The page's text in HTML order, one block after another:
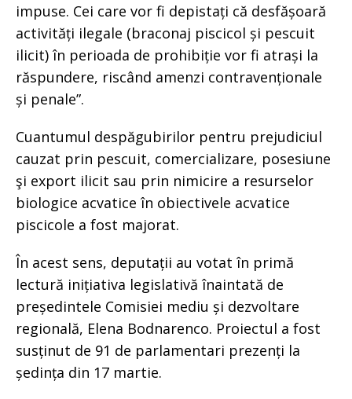
impuse. Cei care vor fi depistați că desfășoară
activități ilegale (braconaj piscicol și pescuit
ilicit) în perioada de prohibiție vor fi atrași la
răspundere, riscând amenzi contravenționale
și penale”.
Cuantumul despăgubirilor pentru prejudiciul
cauzat prin pescuit, comercializare, posesiune
şi export ilicit sau prin nimicire a resurselor
biologice acvatice în obiectivele acvatice
piscicole a fost majorat.
În acest sens, deputații au votat în primă
lectură inițiativa legislativă înaintată de
președintele Comisiei mediu și dezvoltare
regională, Elena Bodnarenco. Proiectul a fost
susținut de 91 de parlamentari prezenți la
ședința din 17 martie.